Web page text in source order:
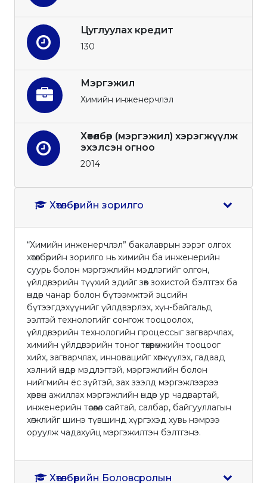
Цуглуулах кредит
130
Мэргэжил
Химийн инженерчлэл
Хөтөлбөр (мэргэжил) хэрэгжүүлж
эхэлсэн огноо
2014
Хөтөлбөрийн зорилго
“Химийн инженерчлэл” бакалаврын зэрэг олгох
хөтөлбөрийн зорилго нь химийн ба инженерийн
суурь болон мэргэжлийн мэдлэгийг олгон,
үйлдвэрийн түүхий эдийг зөв зохистой бэлтгэх ба
өндөр чанар болон бүтээмжтэй эцсийн
бүтээгдэхүүнийг үйлдвэрлэх, хүн-байгальд
ээлтэй технологийг сонгож тооцоолох,
үйлдвэрийн технологийн процессыг загварчлах,
химийн үйлдвэрийн тоног төхөөрөмжийн тооцоог
хийх, загварчлах, инновацийг хөгжүүлэх, гадаад
хэлний өндөр мэдлэгтэй, мэргэжлийн болон
нийгмийн ёс зүйтэй, зах зээлд мэргэжлээрээ
хөрвөн ажиллах мэргэжлийн өндөр ур чадвартай,
инженерийн төсөөлөл сайтай, салбар, байгууллагын
хөгжлийг шинэ түвшинд хүргэхэд хувь нэмрээ
оруулж чадахуйц мэргэжилтэн бэлтгэнэ.